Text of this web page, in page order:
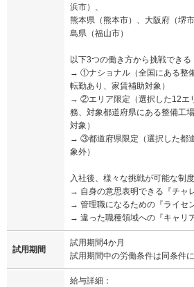
浜市）、
熊本県（熊本市）、大阪府（堺
島県（福山市）
以下3つの働き方から挑戦できる
→ ①ナショナル（全国にある整
転勤あり、家賃補助対象）
→ ②エリア限定（選択した12エ
務、対象都道府県にある整備工
対象）
→ ③都道府県限定（選択した都
象外）
入社後、様々な挑戦が可能な制
→ 自身の意思表明できる『チャ
→ 管理職になるための『ライセ
→ 違った職種領域への『キャリ
試用期間
試用期間4か月
試用期間中の労働条件は同条件に
給与詳細：